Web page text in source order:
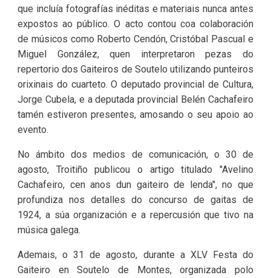
que incluía fotografías inéditas e materiais nunca antes
expostos ao público. O acto contou coa colaboración
de músicos como Roberto Cendón, Cristóbal Pascual e
Miguel González, quen interpretaron pezas do
repertorio dos Gaiteiros de Soutelo utilizando punteiros
orixinais do cuarteto. O deputado provincial de Cultura,
Jorge Cubela, e a deputada provincial Belén Cachafeiro
tamén estiveron presentes, amosando o seu apoio ao
evento.
No ámbito dos medios de comunicación, o 30 de
agosto, Troitiño publicou o artigo titulado "Avelino
Cachafeiro, cen anos dun gaiteiro de lenda", no que
profundiza nos detalles do concurso de gaitas de
1924, a súa organización e a repercusión que tivo na
música galega.
Ademais, o 31 de agosto, durante a XLV Festa do
Gaiteiro en Soutelo de Montes, organizada polo